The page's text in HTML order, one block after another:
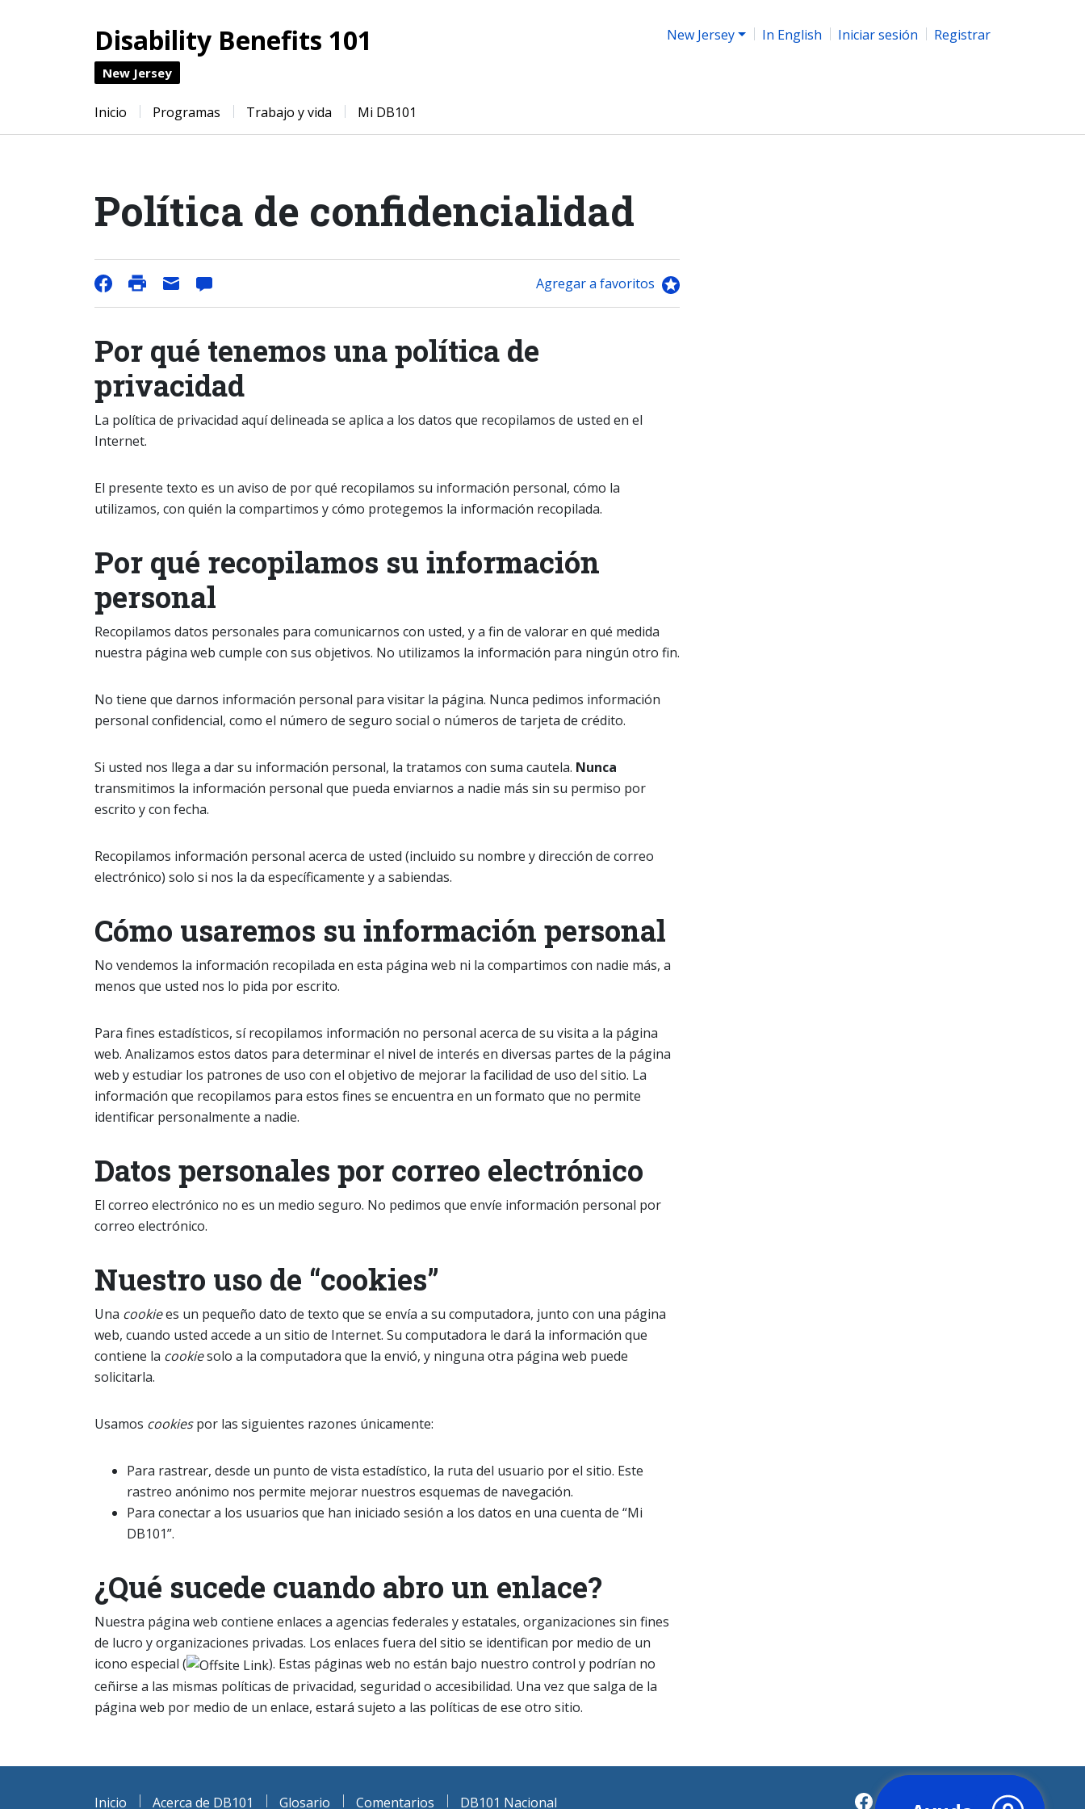
Disability Benefits 101
New Jersey
New Jersey In English Iniciar sesión Registrar
Inicio Programas Trabajo y vida Mi DB101
Política de confidencialidad
Agregar a favoritos
Por qué tenemos una política de
privacidad
La política de privacidad aquí delineada se aplica a los datos que recopilamos de usted en el
Internet.
El presente texto es un aviso de por qué recopilamos su información personal, cómo la
utilizamos, con quién la compartimos y cómo protegemos la información recopilada.
Por qué recopilamos su información
personal
Recopilamos datos personales para comunicarnos con usted, y a fin de valorar en qué medida
nuestra página web cumple con sus objetivos. No utilizamos la información para ningún otro fin.
No tiene que darnos información personal para visitar la página. Nunca pedimos información
personal confidencial, como el número de seguro social o números de tarjeta de crédito.
Si usted nos llega a dar su información personal, la tratamos con suma cautela. Nunca
transmitimos la información personal que pueda enviarnos a nadie más sin su permiso por
escrito y con fecha.
Recopilamos información personal acerca de usted (incluido su nombre y dirección de correo
electrónico) solo si nos la da específicamente y a sabiendas.
Cómo usaremos su información personal
No vendemos la información recopilada en esta página web ni la compartimos con nadie más, a
menos que usted nos lo pida por escrito.
Para fines estadísticos, sí recopilamos información no personal acerca de su visita a la página
web. Analizamos estos datos para determinar el nivel de interés en diversas partes de la página
web y estudiar los patrones de uso con el objetivo de mejorar la facilidad de uso del sitio. La
información que recopilamos para estos fines se encuentra en un formato que no permite
identificar personalmente a nadie.
Datos personales por correo electrónico
El correo electrónico no es un medio seguro. No pedimos que envíe información personal por
correo electrónico.
Nuestro uso de “cookies”
Una cookiees un pequeño dato de texto que se envía a su computadora, junto con una página
web, cuando usted accede a un sitio de Internet. Su computadora le dará la información que
contiene la cookiesolo a la computadora que la envió, y ninguna otra página web puede
solicitarla.
Usamos cookiespor las siguientes razones únicamente:
Para rastrear, desde un punto de vista estadístico, la ruta del usuario por el sitio. Este
rastreo anónimo nos permite mejorar nuestros esquemas de navegación.
Para conectar a los usuarios que han iniciado sesión a los datos en una cuenta de “Mi
DB101”.
¿Qué sucede cuando abro un enlace?
Nuestra página web contiene enlaces a agencias federales y estatales, organizaciones sin fines
de lucro y organizaciones privadas. Los enlaces fuera del sitio se identifican por medio de un
icono especial (
). Estas páginas web no están bajo nuestro control y podrían no
ceñirse a las mismas políticas de privacidad, seguridad o accesibilidad. Una vez que salga de la
página web por medio de un enlace, estará sujeto a las políticas de ese otro sitio.
Inicio Acerca de DB101 Glosario Comentarios DB101 Nacional